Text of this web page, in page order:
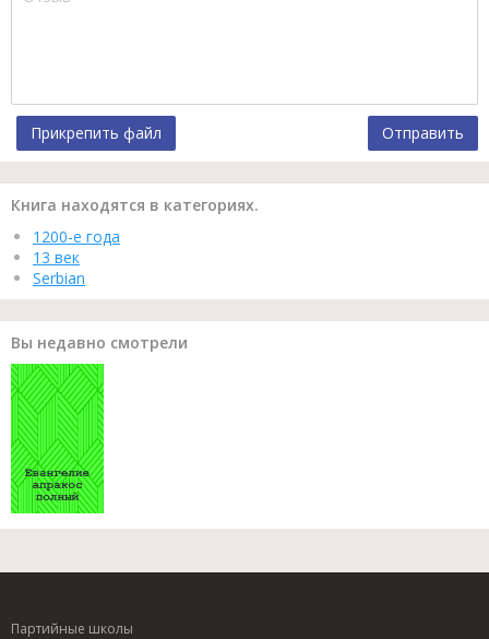
Прикрепить файл Отправить
Книга находятся в категориях.
1200-е года
13 век
Serbian
Вы недавно смотрели
Партийные школы